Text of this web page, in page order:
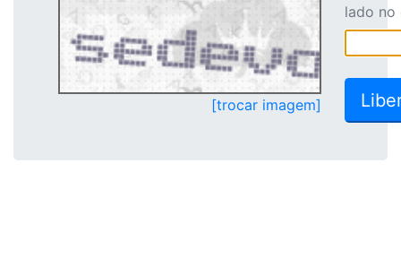
[trocar imagem]
lado no